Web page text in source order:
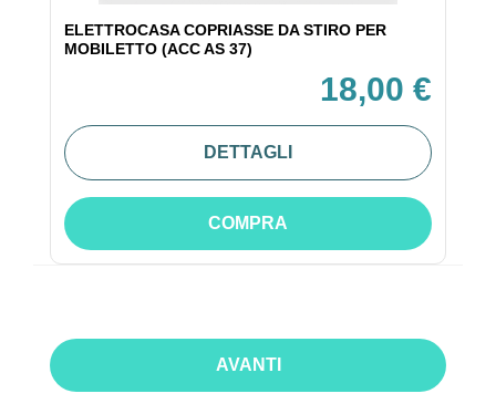
ELETTROCASA COPRIASSE DA STIRO PER
MOBILETTO (ACC AS 37)
18,00 €
DETTAGLI
COMPRA
AVANTI